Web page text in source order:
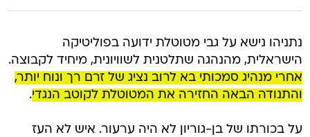
נתניהו נישא על גבי מטוטלת ידועה בפוליטיקה
הישראלית, מהנהגה שתלטנית לשוויונית, מיחיד לקבוצה.
אחרי מנהיג סמכותי בא לרוב נציג של זרם רך ונוח יותר,
והתנודה הבאה החזירה את המטוטלת לקוטב הנגדי.
על בכורתו של בן-גוריון לא היה ערעור. איש לא העז